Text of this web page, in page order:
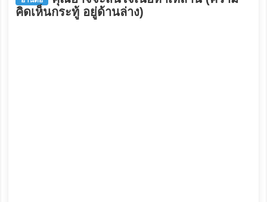
คิดเห็นกระทู้ อยู่ด้านล่าง)